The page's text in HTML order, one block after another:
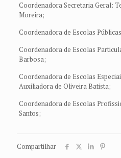
Coordenadora Secretaria Geral:
Moreira;
Coordenadora de Escolas
Coordenadora de Escolas
Barbosa;
Coordenadora de Escolas
Auxiliadora de Oliveira Batista;
Coordenadora de Escolas
Santos;
Compartilhar